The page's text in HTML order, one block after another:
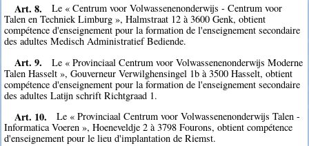
Art. 8.
Le « Centrum voor Volwassenenonderwijs - Centrum voor
Talen en Techniek Limburg », Halmstraat 12 à 3600 Genk, obtient
compétence d'enseignement pour la formation de l'enseignement secondaire
des adultes Medisch Administratief Bediende.
Art. 9.
Le « Provinciaal Centrum voor Volwassenenonderwijs Moderne
Talen Hasselt », Gouverneur Verwilghensingel 1b à 3500 Hasselt, obtient
compétence d'enseignement pour la formation de l'enseignement secondaire
des adultes Latijn schrift Richtgraad 1.
Art. 10.
Le « Provinciaal Centrum voor Volwassenenonderwijs Talen -
Informatica Voeren », Hoeneveldje 2 à 3798 Fourons, obtient compétence
d'enseignement pour le lieu d'implantation de Riemst.